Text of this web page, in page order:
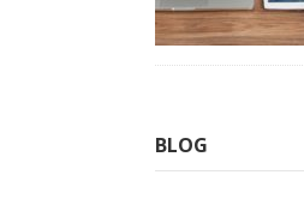
BLOG